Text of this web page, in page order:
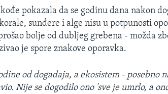
pokazala da se godinu dana nakon
sunđere i alge nisu u potpunosti
bolje od dubljeg grebena - možda
je spore znakove oporavka.
od događaja, a ekosistem - posebno
Nije se dogodilo ono 'sve je umrlo, a